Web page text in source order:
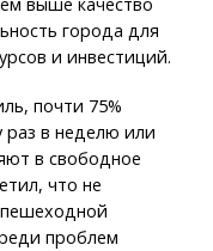
выше качество
города для
и инвестиций.
почти 75%
раз в неделю или
в свободное
что не
проблем